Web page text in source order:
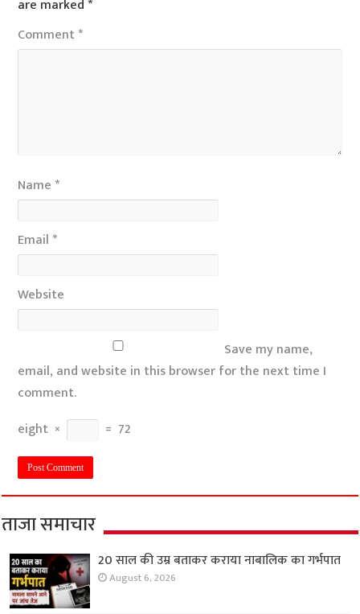
are marked*
Comment*
Name *
Email *
Website
Save my name,
email, and website in this browser for the next time I
comment.
eight × = 72
ताजा समाचार
20 साल की उम्र बताकर कराया नाबालिक का गर्भपात
August 6, 2026